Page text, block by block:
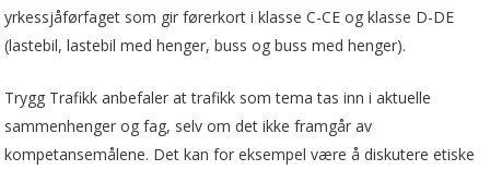
yrkessjåførfaget som gir førerkort i klasse C-CE og klasse D-DE
(lastebil, lastebil med henger, buss og buss med henger).
Trygg Trafikk anbefaler at trafikk som tema tas inn i aktuelle
sammenhenger og fag, selv om det ikke framgår av
kompetansemålene. Det kan for eksempel være å diskutere etiske